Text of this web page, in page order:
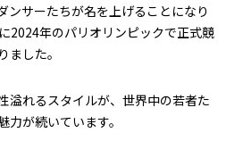
ンサーたちが名を上げることになり
2024年のパリオリンピックで正式競
した。
溢れるスタイルが、世界中の若者た
が続いています。